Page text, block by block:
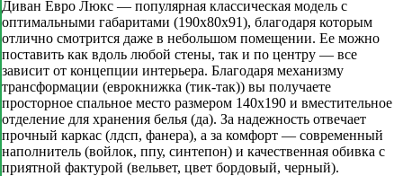
Диван Евро Люкс — популярная классическая модель с
оптимальными габаритами (190х80х91), благодаря которым
отлично смотрится даже в небольшом помещении. Ее можно
поставить как вдоль любой стены, так и по центру — все
зависит от концепции интерьера. Благодаря механизму
трансформации (еврокнижка (тик-так)) вы получаете
просторное спальное место размером 140х190 и вместительное
отделение для хранения белья (да). За надежность отвечает
прочный каркас (лдсп, фанера), а за комфорт — современный
наполнитель (войлок, ппу, синтепон) и качественная обивка с
приятной фактурой (вельвет, цвет бордовый, черный).